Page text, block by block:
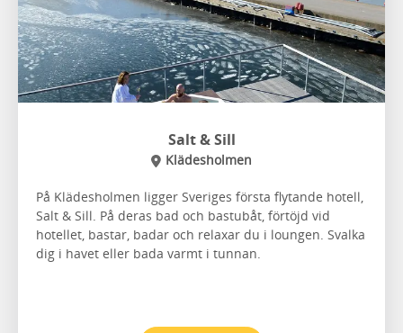
Salt & Sill
Klädesholmen
På Klädesholmen ligger Sveriges första flytande hotell,
Salt & Sill. På deras bad och bastubåt, förtöjd vid
hotellet, bastar, badar och relaxar du i loungen. Svalka
dig i havet eller bada varmt i tunnan.